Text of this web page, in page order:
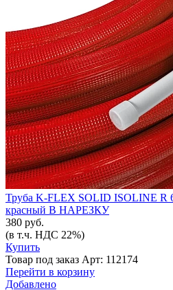
Труба K-FLEX SOLID ISOLINE R
красный В НАРЕЗКУ
380 руб.
(в т.ч. НДС 22%)
Купить
Товар под заказ Арт: 112174
Перейти в корзину
Добавлено